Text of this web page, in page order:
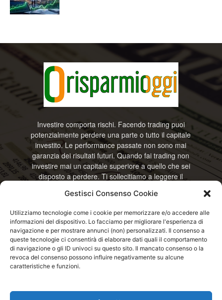
Gestisci Consenso Cookie
Utilizziamo tecnologie come i cookie per memorizzare e/o accedere alle
informazioni del dispositivo. Lo facciamo per migliorare l'esperienza di
navigazione e per mostrare annunci (non) personalizzati. Il consenso a
queste tecnologie ci consentirà di elaborare dati quali il comportamento
di navigazione o gli ID univoci su questo sito. Il mancato consenso o la
revoca del consenso possono influire negativamente su alcune
caratteristiche e funzioni.
Investire comporta rischi. Facendo trading puoi
potenzialmente perdere una parte o tutto il capitale
investito. Le performance passate non sono mai
garanzia dei risultati futuri. Quando fai trading non
investire mai un capitale superiore a quello che sei
disposto a perdere. Ti sollecitiamo a leggere il
RisparmiOggi non offre alcun genere di consulenza
e non si assume la responsabilità sull’utilizzo delle
informazioni riportate. Continuando ad accedere o
a usare questo sito o ogni servizio disponibile
questo sito, dichiari di accettare termini e condizioni
previste. © RisparmiOggi
Contattaci: